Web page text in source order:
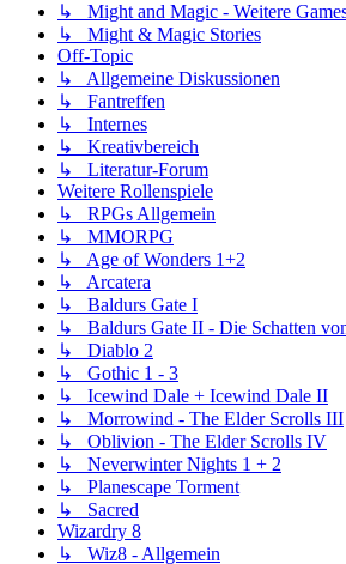
↳ Might and Magic - Weitere
↳ Might & Magic Stories
Off-Topic
↳ Allgemeine Diskussionen
↳ Fantreffen
↳ Internes
↳ Kreativbereich
↳ Literatur-Forum
Weitere Rollenspiele
↳ RPGs Allgemein
↳ MMORPG
↳ Age of Wonders 1+2
↳ Arcatera
↳ Baldurs Gate I
↳ Baldurs Gate II - Die Schatten
↳ Diablo 2
↳ Gothic 1 - 3
↳ Icewind Dale + Icewind Dale II
↳ Morrowind - The Elder Scrolls III
↳ Oblivion - The Elder Scrolls IV
↳ Neverwinter Nights 1 + 2
↳ Planescape Torment
↳ Sacred
Wizardry 8
↳ Wiz8 - Allgemein